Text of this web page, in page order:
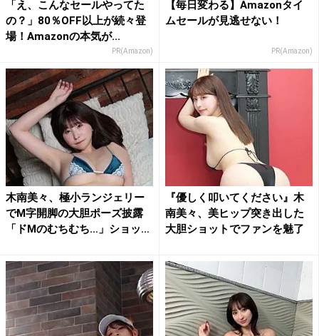
「え、こんなセールやってた
の？」80％OFF以上が続々登
場！Amazonの本気が...
PR(Amazon)
【毎日変わる】Amazonタイ
ムセールが見逃せない！
PR(Amazon)
木南美々、極小ランジェリー
でM字開脚の大胆ポーズ披露
「ドMのむちむち…」ショッ
『優しく叩いてください』木
南美々、美ヒップ突き出した
大胆ショットでファンを魅了